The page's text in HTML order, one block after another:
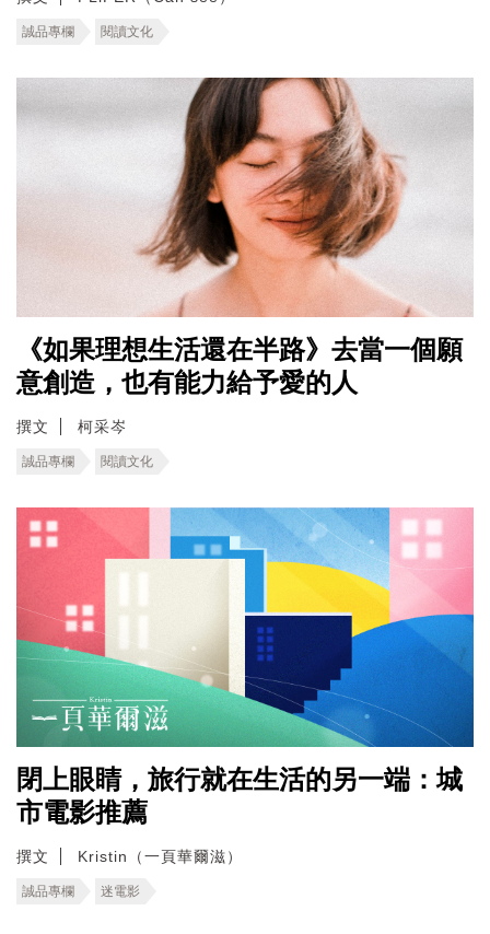
誠品專欄 閱讀文化
《如果理想生活還在半路》去當一個願
意創造，也有能力給予愛的人
撰文 柯采岑
誠品專欄 閱讀文化
閉上眼睛，旅行就在生活的另一端：城
市電影推薦
撰文 Kristin（一頁華爾滋）
誠品專欄 迷電影